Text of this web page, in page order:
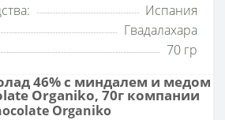
Испания
Гвадалахара
70 гр
46% с миндалем и медом
Organiko, 70г компании
Organiko